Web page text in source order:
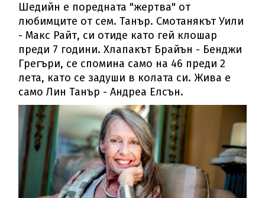
Шедийн е поредната "жертва" от
любимците от сем. Танър. Смотанякът Уили
- Макс Райт, си отиде като гей клошар
преди 7 години. Хлапакът Брайън - Бенджи
Грегъри, се спомина само на 46 преди 2
лета, като се задуши в колата си. Жива е
само Лин Танър - Андреа Елсън.